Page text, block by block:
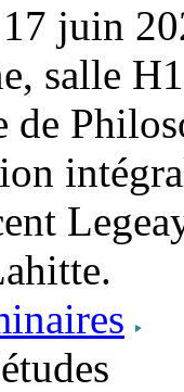
juin
salle
de